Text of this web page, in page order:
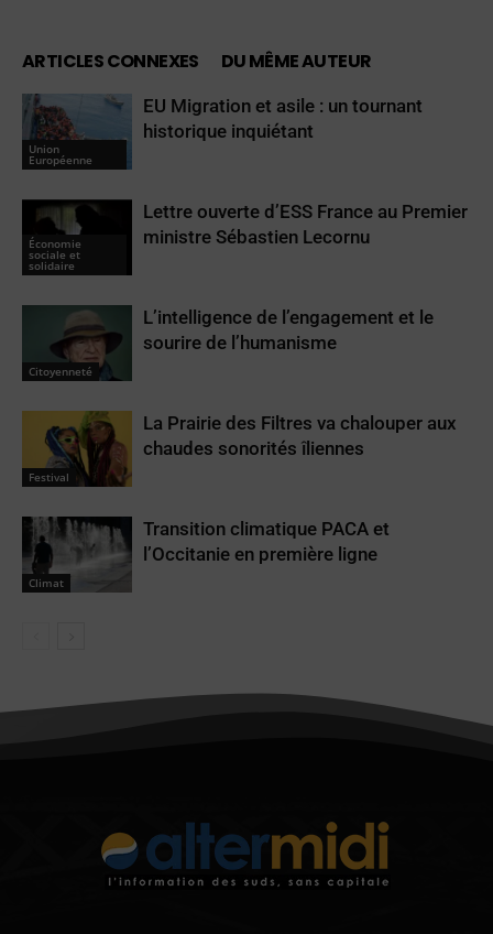
ARTICLES CONNEXES DU MÊME AUTEUR
Union
Européenne
EU Migration et asile : un tournant
historique inquiétant
Économie
sociale et
solidaire
Lettre ouverte d’ESS France au Premier
ministre Sébastien Lecornu
Citoyenneté
L’intelligence de l’engagement et le
sourire de l’humanisme
Festival
La Prairie des Filtres va chalouper aux
chaudes sonorités îliennes
Climat
Transition climatique PACA et
l’Occitanie en première ligne